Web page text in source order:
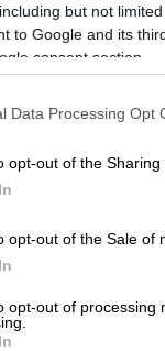
but not
to Google and its
consent section.
Data Processing Opt
opt-out of the Sharing
opt-out of the Sale of
opt-out of processing
με τις
σε
ή σε
αναφέρει η
του ΕΚΑΒ